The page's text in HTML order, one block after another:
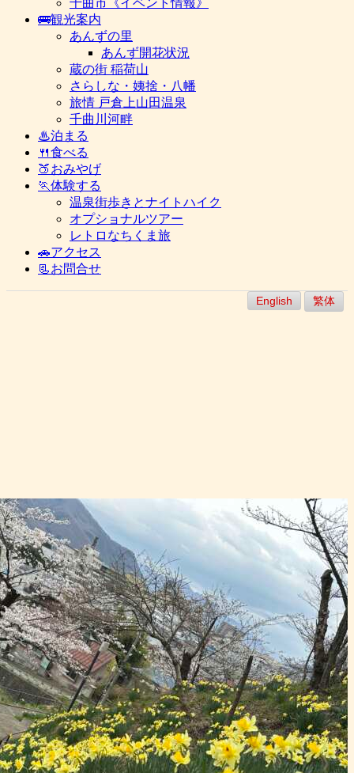
千曲市《イベント情報》
🚌観光案内
あんずの里
あんず開花状況
蔵の街 稲荷山
さらしな・姨捨・八幡
旅情 戸倉上山田温泉
千曲川河畔
♨泊まる
🍴食べる
🍑おみやげ
🏃体験する
温泉街歩きとナイトハイク
オプショナルツアー
レトロなちくま旅
🚗アクセス
📃お問合せ
English 繁体